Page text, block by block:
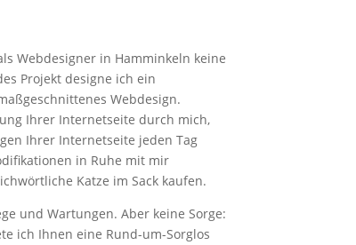
Webdesigner in Hamminkeln keine
Projekt designe ich ein
Webdesign.
Ihrer Internetseite durch mich,
Ihrer Internetseite jeden Tag
in Ruhe mit mir
Katze im Sack kaufen.
und Wartungen. Aber keine Sorge:
ich Ihnen eine Rund-um-Sorglos